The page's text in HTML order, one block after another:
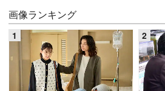
画像ランキング